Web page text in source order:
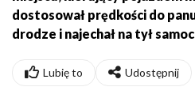
dostosował prędkości do
drodze i najechał na tył
Lubię to Udostępnij